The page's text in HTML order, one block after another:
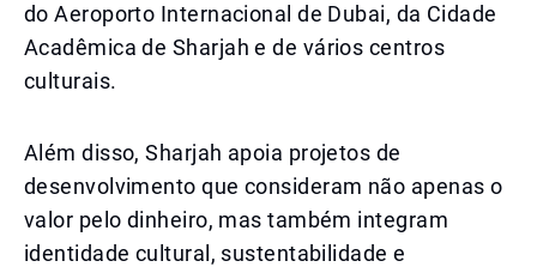
do Aeroporto Internacional de Dubai, da Cidade
Acadêmica de Sharjah e de vários centros
culturais.
Além disso, Sharjah apoia projetos de
desenvolvimento que consideram não apenas o
valor pelo dinheiro, mas também integram
identidade cultural, sustentabilidade e